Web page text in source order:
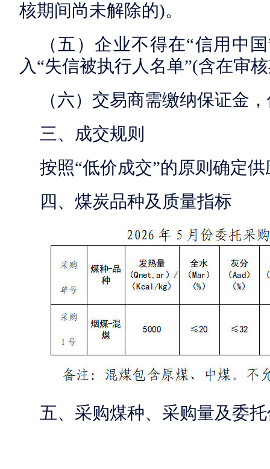
核期间尚未解除的)。
（五）企业不得在“信用中
入“失信被执行人名单”(含在审
（六）交易商需缴纳保证金
三、成交规则
按照“低价成交”的原则确定
四、煤炭品种及质量指标
五、采购煤种、采购量及委